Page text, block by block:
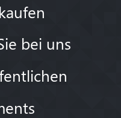
bei uns